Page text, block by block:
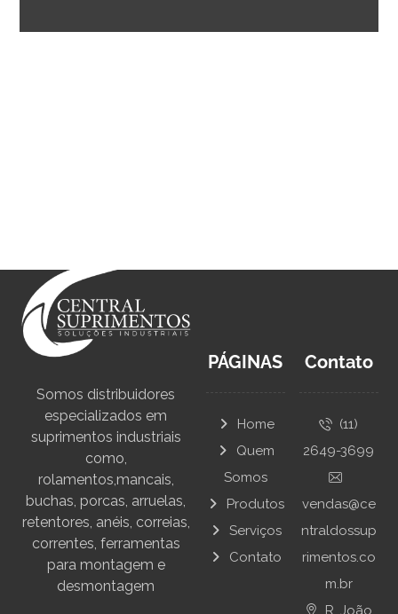
Somos distribuidores
especializados em
suprimentos industriais
como,
rolamentos,mancais,
buchas, porcas, arruelas,
retentores, anéis, correias,
correntes, ferramentas
para montagem e
desmontagem
PÁGINAS
Home
Quem
Somos
Produtos
Serviços
Contato
Contato
(11)
2649-3699
vendas@ce
ntraldossup
rimentos.co
m.br
R. João